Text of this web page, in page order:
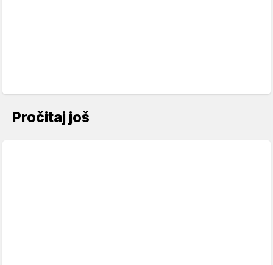
Pročitaj još